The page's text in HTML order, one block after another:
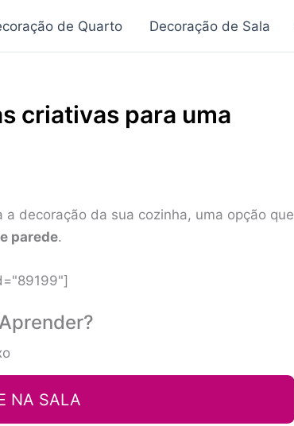
de Quarto Decoração de Sala
criativas para uma
decoração da sua cozinha, uma opção que
parede.
NA SALA